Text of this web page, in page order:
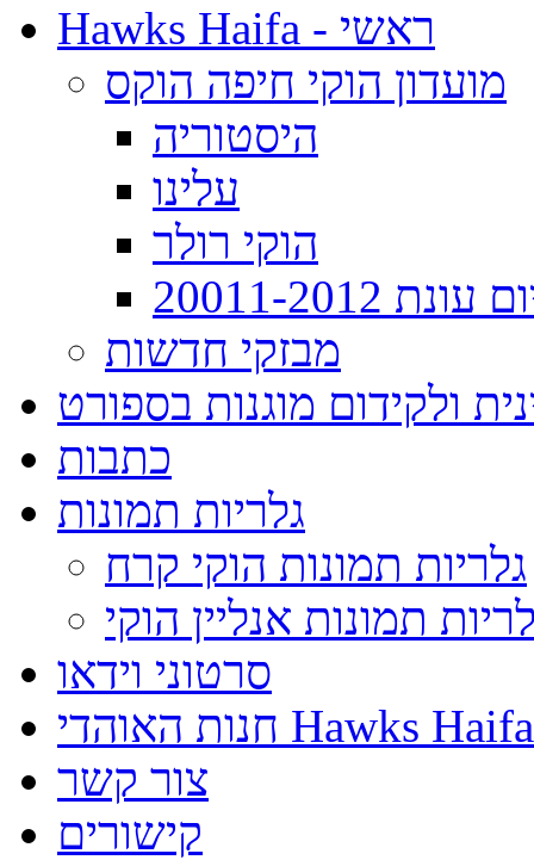
Hawks Haifa - ראשי
מועדון הוקי חיפה הוקס
היסטוריה
עלינו
הוקי רולר
20011-2012
מבזקי חדשות
ולקידום מוגנות בספורט
כתבות
גלריות תמונות
גלריות תמונות הוקי קרח
תמונות אנליין הוקי
סרטוני וידאו
חנות האוהדי Hawks Haifa
צור קשר
קישורים